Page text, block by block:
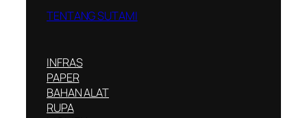
TENTANG SUTAMI
INFRAS
PAPER
BAHAN ALAT
RUPA